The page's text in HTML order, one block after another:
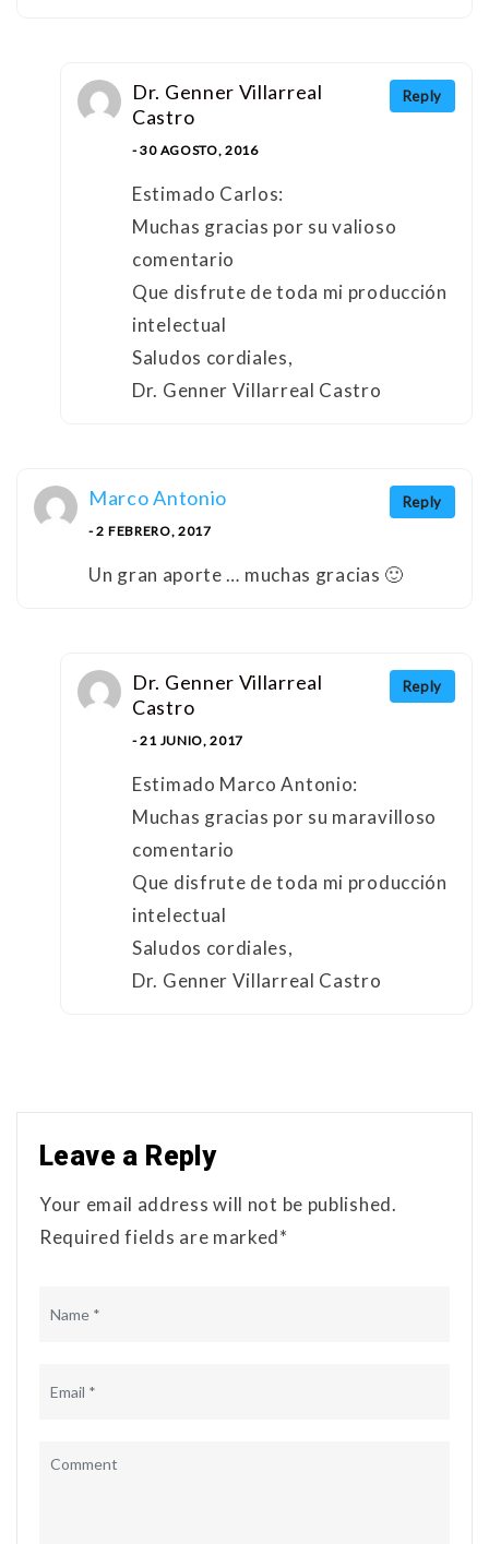
Reply
Dr. Genner Villarreal
Castro
- 30 AGOSTO, 2016
Estimado Carlos:
Muchas gracias por su valioso
comentario
Que disfrute de toda mi producción
intelectual
Saludos cordiales,
Dr. Genner Villarreal Castro
Reply
Marco Antonio
- 2 FEBRERO, 2017
Un gran aporte … muchas gracias 🙂
Reply
Dr. Genner Villarreal
Castro
- 21 JUNIO, 2017
Estimado Marco Antonio:
Muchas gracias por su maravilloso
comentario
Que disfrute de toda mi producción
intelectual
Saludos cordiales,
Dr. Genner Villarreal Castro
Leave a Reply
Your email address will not be published.
Required fields are marked*